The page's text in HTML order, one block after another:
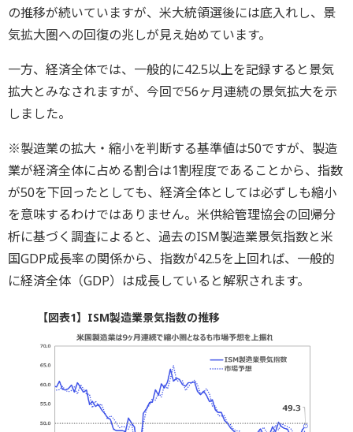
の推移が続いていますが、米大統領選後には底入れし、景
気拡大圏への回復の兆しが見え始めています。
一方、経済全体では、一般的に42.5以上を記録すると景気
拡大とみなされますが、今回で56ヶ月連続の景気拡大を示
しました。
※製造業の拡大・縮小を判断する基準値は50ですが、製造
業が経済全体に占める割合は1割程度であることから、指数
が50を下回ったとしても、経済全体としては必ずしも縮小
を意味するわけではありません。米供給管理協会の回帰分
析に基づく調査によると、過去のISM製造業景気指数と米
国GDP成長率の関係から、指数が42.5を上回れば、一般的
に経済全体（GDP）は成長していると解釈されます。
【図表1】ISM製造業景気指数の推移